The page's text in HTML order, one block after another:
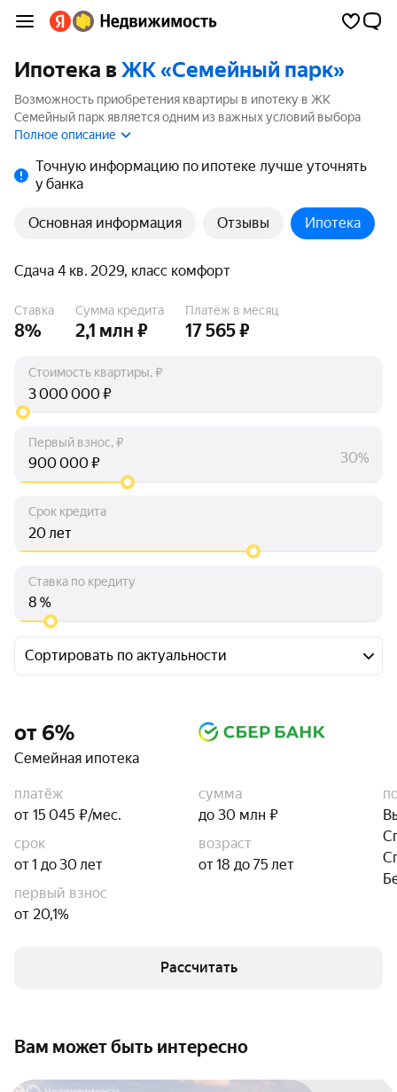
Ипотека вЖК «Семейный парк»
Возможность приобретения квартиры в ипотеку в ЖК
Семейный парк является одним из важных условий выбора
квартиры. На странице мы собрали программы кредитования
Полное описание
Точную информацию по ипотеке лучше уточнять
у банка
Основная информация Отзывы Ипотека
Сдача 4 кв. 2029, класс комфорт
Ставка
8%
Сумма кредита
2,1 млн ₽
Платёж в месяц
17 565 ₽
Стоимость квартиры, ₽
₽
Первый взнос, ₽
₽ 30%
Срок кредита
лет
Ставка по кредиту
%
Сортировать по актуальности
от 6%
Семейная ипотека
платёж
от 15 045 ₽/мес.
сумма
до 30 млн ₽
срок
от 1 до 30 лет
возраст
от 18 до 75 лет
первый взнос
от 20,1%
Рассчитать
Вам может быть интересно